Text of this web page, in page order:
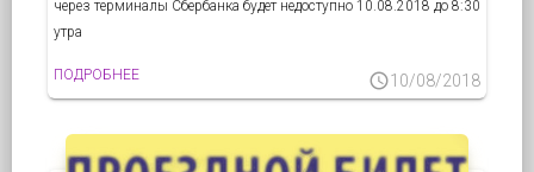
через терминалы Сбербанка будет недоступно 10.08.2018 до 8:30
утра
ПОДРОБНЕЕ schedule10/08/2018